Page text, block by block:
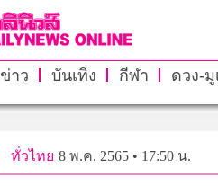
ข่าว บันเทิง กีฬา ดวง-มู
ทั่วไทย 8 พ.ค. 2565 • 17:50 น.